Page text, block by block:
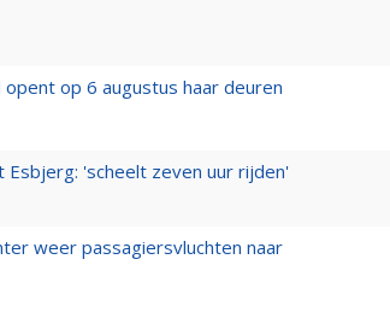
op 6 augustus haar deuren
Esbjerg: 'scheelt zeven uur rijden'
weer passagiersvluchten naar